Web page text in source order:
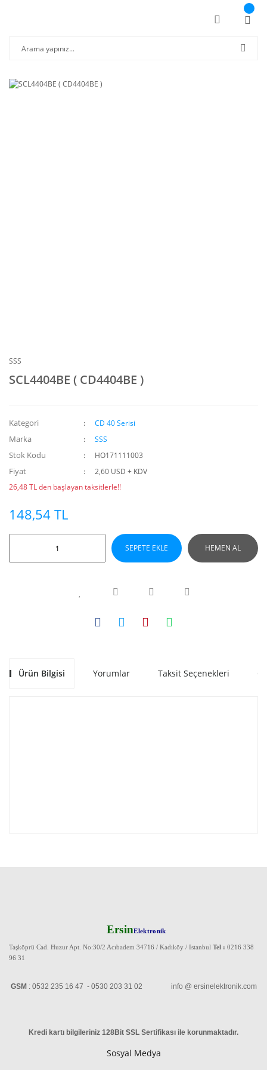
SSS
SCL4404BE ( CD4404BE )
Kategori CD 40 Serisi
Marka SSS
Stok Kodu HO171111003
Fiyat
2,60 USD + KDV
26,48 TL den başlayan taksitlerle!!
148,54 TL
SEPETE EKLE HEMEN AL
Ürün Bilgisi Yorumlar Taksit Seçenekleri
ErsinElektronik
Taşköprü Cad. Huzur Apt. No:30/2 Acıbadem 34716 / Kadıköy / Istanbul Tel : 0216 338
96 31
GSM : 0532 235 16 47 - 0530 203 31 02 info @ ersinelektronik.com
Kredi kartı bilgileriniz 128Bit SSL Sertifikası ile korunmaktadır.
Sosyal Medya